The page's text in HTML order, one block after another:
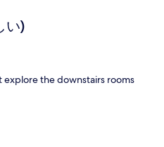
い)
explore the downstairs rooms